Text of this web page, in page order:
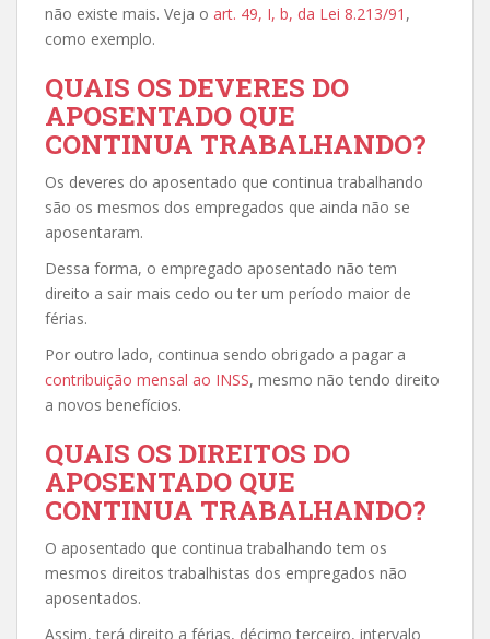
não existe mais. Veja o art. 49, I, b, da Lei 8.213/91 ,
como exemplo.
QUAIS OS DEVERES DO
APOSENTADO QUE
CONTINUA TRABALHANDO?
Os deveres do aposentado que continua trabalhando
são os mesmos dos empregados que ainda não se
aposentaram.
Dessa forma, o empregado aposentado não tem
direito a sair mais cedo ou ter um período maior de
férias.
Por outro lado, continua sendo obrigado a pagar a
contribuição mensal ao INSS, mesmo não tendo direito
a novos benefícios.
QUAIS OS DIREITOS DO
APOSENTADO QUE
CONTINUA TRABALHANDO?
O aposentado que continua trabalhando tem os
mesmos direitos trabalhistas dos empregados não
aposentados.
Assim, terá direito a férias, décimo terceiro, intervalo